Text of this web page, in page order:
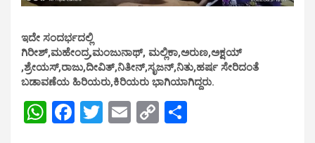
ಇದೇ ಸಂದರ್ಭದಲ್ಲಿ
ಗಿರೀಶ್,ಮಹೇಂದ್ರ,ಮಂಜುನಾಥ್, ಮಲ್ಲಿಕಾ,ಅರುಣ,ಅಕ್ಷಯ್
,ಶ್ರೇಯಸ್,ರಾಜು,ದೀವಿತ್,ನಿತೀನ್,ಸೃಜನ್,ನಿತು,ಹರ್ಷ ಸೇರಿದಂತೆ
ಬಡಾವಣೆಯ ಹಿರಿಯರು,ಕಿರಿಯರು ಭಾಗಿಯಾಗಿದ್ದರು.
W F
T
E
C